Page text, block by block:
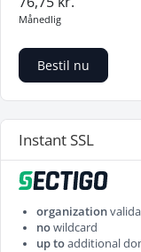
Månedlig
Bestil nu
Instant SSL
organization
nowildcard
up toadditional